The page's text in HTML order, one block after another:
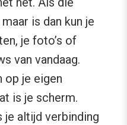
is dan kun je
je foto’s of
van vandaag.
op je eigen
is je scherm.
je altijd verbinding